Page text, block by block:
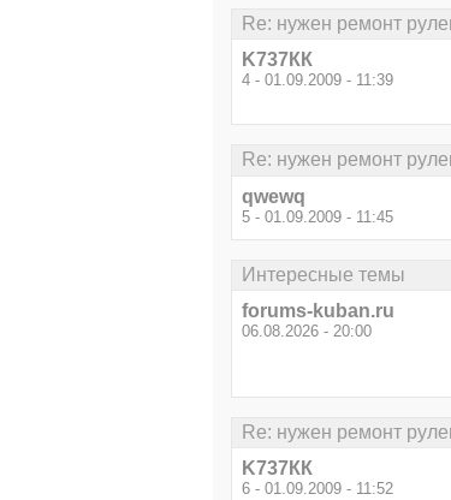
Re: нужен ремонт
K737КК
4 - 01.09.2009 - 11:39
Re: нужен ремонт
qwewq
5 - 01.09.2009 - 11:45
Интересные темы
forums-kuban.ru
06.08.2026 - 20:00
Re: нужен ремонт
K737КК
6 - 01.09.2009 - 11:52